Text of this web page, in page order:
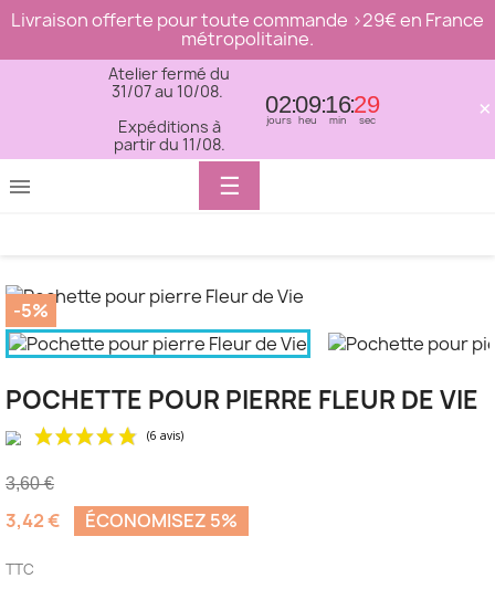
Livraison offerte pour toute commande >29€ en France
métropolitaine.
Atelier fermé du
31/07 au 10/08.
Expéditions à
partir du 11/08.
02
jours
09
heu
16
min
29
sec ×
 Basculer
la
☰
-5%
POCHETTE POUR PIERRE FLEUR DE VIE
(6 avis)
3,60 €
3,42 € ÉCONOMISEZ 5%
TTC